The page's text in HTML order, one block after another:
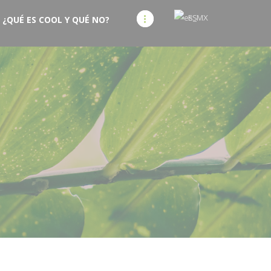
¿QUÉ ES COOL Y QUÉ NO? ES